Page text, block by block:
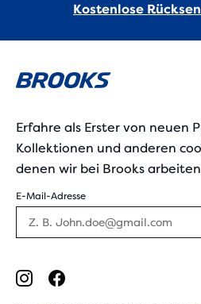
Kostenlose
Erfahre als Erster von neuen
Kollektionen und anderen
denen wir bei Brooks
E-Mail-Adresse